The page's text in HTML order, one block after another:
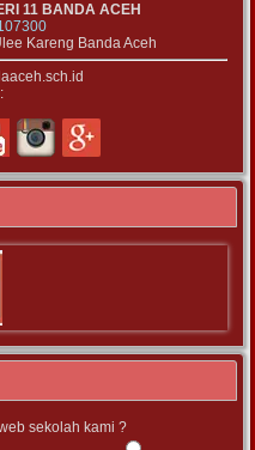
11 BANDA ACEH
Kareng Banda Aceh
sekolah kami ?